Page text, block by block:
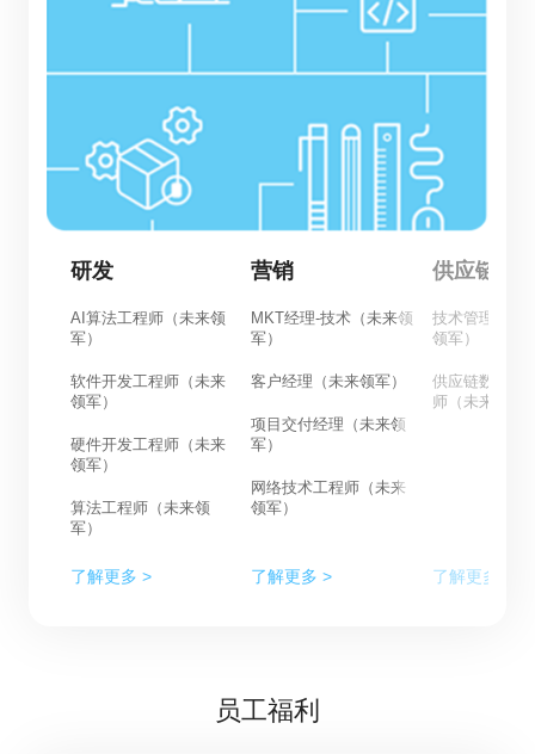
研发
AI算法工程师（未来领
军）
软件开发工程师（未来
领军）
硬件开发工程师（未来
领军）
算法工程师（未来领
军）
了解更多 >
营销
MKT经理-技术（未来领
军）
客户经理（未来领军）
项目交付经理（未来领
军）
网络技术工程师（未来
领军）
了解更多 >
供应链
技术管理工程
领军）
供应链数智化
师（未来领军
了解更多 >
员工福利